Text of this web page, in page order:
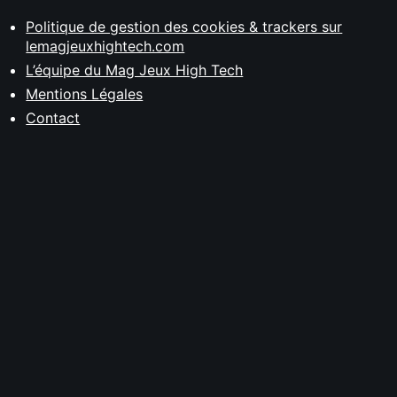
Politique de gestion des cookies & trackers sur
lemagjeuxhightech.com
L’équipe du Mag Jeux High Tech
Mentions Légales
Contact